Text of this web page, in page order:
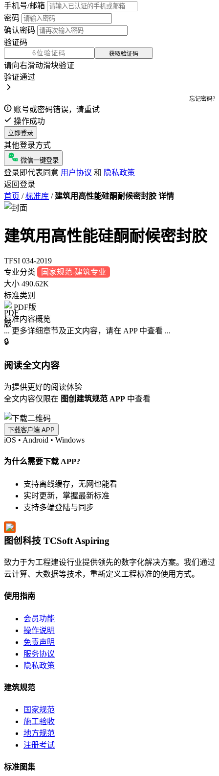
手机号/邮箱
密码
确认密码
验证码
获取验证码
请向右滑动滑块验证
验证通过
忘记密码?
账号或密码错误，请重试
操作成功
立即登录
其他登录方式
微信一键登录
登录即代表同意 用户协议 和 隐私政策
返回登录
首页 / 标准库 / 建筑用高性能硅酮耐候密封胶 详情
建筑用高性能硅酮耐候密封胶
TFSI 034-2019
专业分类
国家规范-建筑专业
大小 490.62K
标准类别
PDF版
标准内容概览
... 更多详细章节及正文内容，请在 APP 中查看 ...
🔒
阅读全文内容
为提供更好的阅读体验
全文内容仅限在 图创建筑规范 APP 中查看
下载客户端 APP
iOS • Android • Windows
为什么需要下载 APP?
支持离线缓存，无网也能看
实时更新，掌握最新标准
支持多端登陆与同步
图创科技 TCSoft Aspiring
致力于为工程建设行业提供领先的数字化解决方案。我们通过
云计算、大数据等技术，重新定义工程标准的使用方式。
使用指南
会员功能
操作说明
免责声明
服务协议
隐私政策
建筑规范
国家规范
施工验收
地方规范
注册考试
标准图集